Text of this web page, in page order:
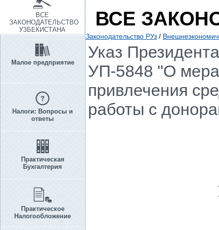
ВСЕ
ЗАКОНОДАТЕЛЬСТВО
УЗБЕКИСТАНА
Малое предприятие
Налоги: Вопросы и
ответы
Практическая
Бухгалтерия
Практическое
Налогообложение
ВСЕ
Законодательство РУз /
Указ
УП-5848 "О
привлечения
работы с